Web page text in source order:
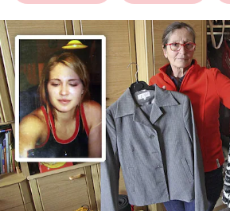
bookmark
search
Suchbegriff
eingeben
© Krone Multimedia GmbH & Co KG 2026
Muthgasse 2, 1190 Wien